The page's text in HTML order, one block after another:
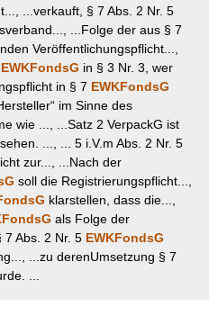
...verkauft, § 7 Abs. 2 Nr. 5
...Folge der aus § 7
Veröffentlichungspflicht...,
EWKFondsG in § 3 Nr. 3, wer
in § 7 EWKFondsG
im Sinne des
wie ..., ...Satz 2 VerpackG ist
..., ... 5 i.V.m Abs. 2 Nr. 5
zur..., ...Nach der
soll die Registrierungspflicht...,
klarstellen, dass die...,
als Folge der
7 Abs. 2 Nr. 5 EWKFondsG
...zu derenUmsetzung § 7
...